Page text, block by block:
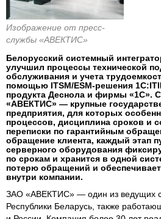
Изображение от пресс-
службы «АВЕКТИС»
Белорусский системный
улучшил процессы технической
обслуживания и учета
помощью ITSM/ESM-решения
продукта Деснола и фирмы «1С».
«АВЕКТИС» — крупные
предприятия, для которых
процессов, дисциплина сроков и
переписки по гарантийным
обращение клиента, каждый этап
серверного оборудования
по срокам и хранится в одной
потерю обращений и
внутри компании.
ЗАО «АВЕКТИС» — один из ведущих
Республики Беларусь, также